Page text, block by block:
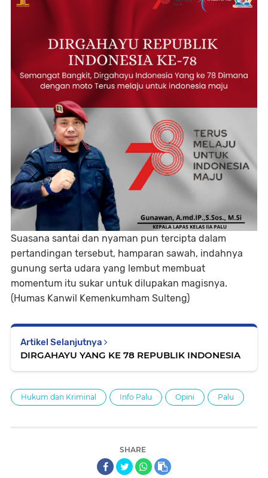
Suasana santai dan nyaman pun tercipta dalam
pertandingan tersebut, hamparan sawah, indahnya
gunung serta udara yang lembut membuat
momentum itu sukar untuk dilupakan magisnya.
(Humas Kanwil Kemenkumham Sulteng)
Artikel Selanjutnya
DIRGAHAYU YANG KE 78 REPUBLIK INDONESIA
Hukum dan Kriminal Info Palu Opini Palu
SHARE